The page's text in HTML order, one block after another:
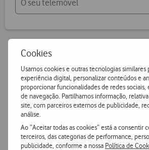
Cookies
Usamos cookies e outras tecnologias similares
experiência digital, personalizar conteúdos e
proporcionar funcionalidades de redes sociais,
de navegação. Partilhamos informação,
site, com parceiros externos de publicidade,
análise.
Ao “Aceitar todas as cookies” está a consentir
terceiros, das categorias de performance,
publicidade, conforme a nossa Política de
Vantagens Vodafone.pt
14 dias para devoluções
Pode devolver gratuitamente
Entrega grátise ultrarápida